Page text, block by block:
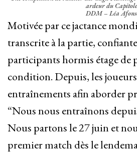
ardeur du
DDM – Léa
Motivée par ce jactance
transcrite à la partie,
participants hormis étage de
condition. Depuis, les
entraînements afin aborder
“Nous nous entraînons
Nous partons le 27 juin et
premier match dès le